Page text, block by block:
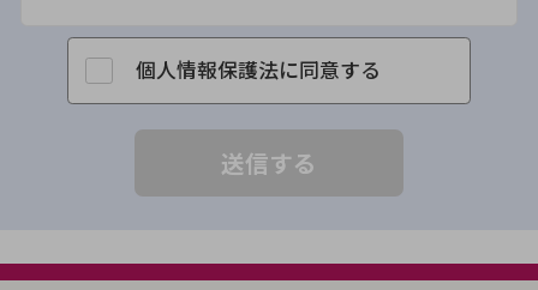
個人情報保護法に同意する